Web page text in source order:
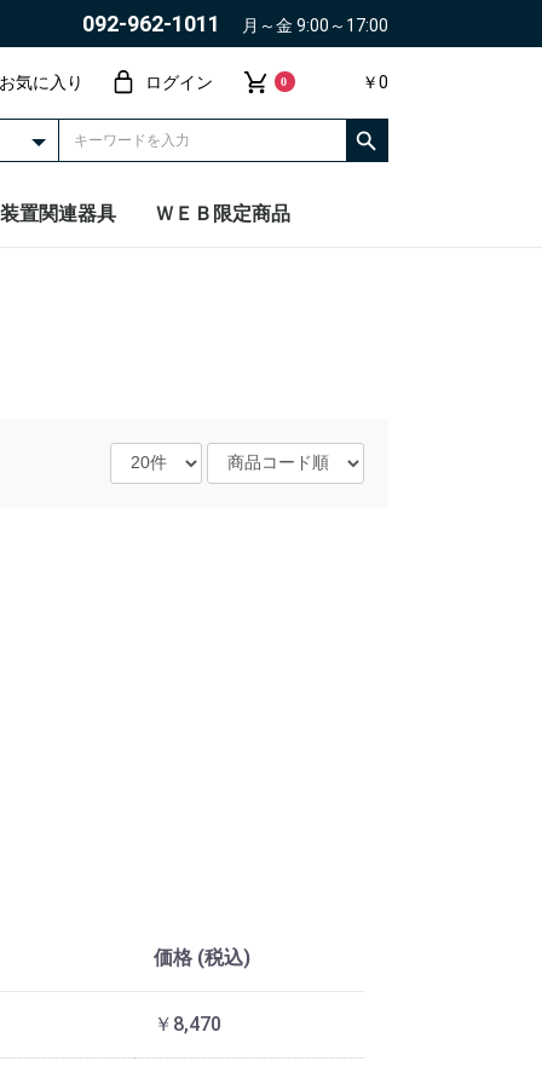
092-962-1011 月～金 9:00～17:00
お気に入り ログイン 0 ￥0
置関連器具 ＷＥＢ限定商品
価格 (税込)
￥8,470